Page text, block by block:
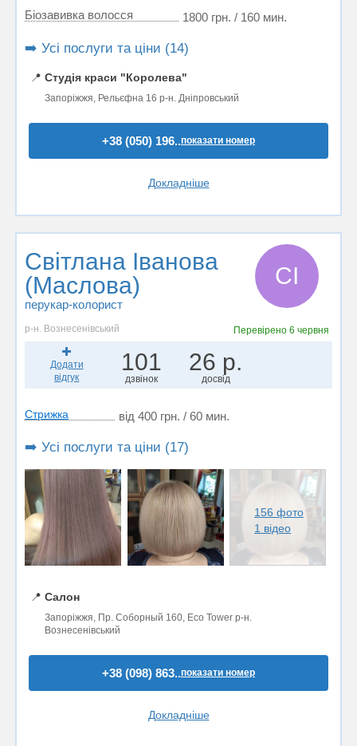
Біозавивка волосся 1800 грн. / 160 мин.
➡️ Усі послуги та ціни (14)
📍 Студія краси "Королева"
Запоріжжя, Рельєфна 16 р-н. Дніпровський
+38 (050) 196..показати номер
Докладніше
Світлана Іванова
(Маслова)
перукар-колорист
СІ
р-н. Вознесенівський Перевірено 6 червня
Додати
відгук
101
дзвінок
26 р.
досвід
Стрижка від 400 грн. / 60 мин.
➡️ Усі послуги та ціни (17)
156 фото
1 відео
📍 Салон
Запоріжжя, Пр. Соборный 160, Eco Tower р-н.
Вознесенівський
+38 (098) 863..показати номер
Докладніше